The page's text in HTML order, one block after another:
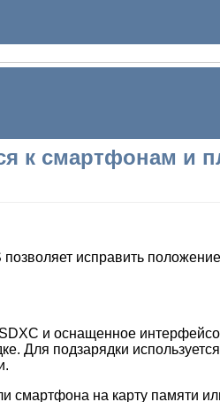
к смартфонам и
исправить
и оснащенное
Для подзарядки
смартфона на карту памяти